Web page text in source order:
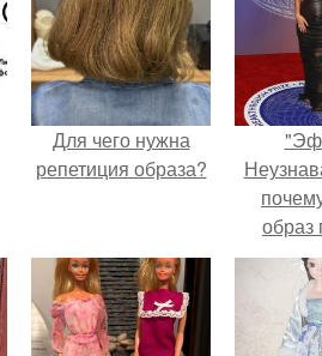
Для чего нужна
репетиция образа?
образ